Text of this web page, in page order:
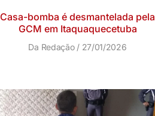
Casa-bomba é desmantelada pela
GCM em Itaquaquecetuba
Da Redação 27/01/2026